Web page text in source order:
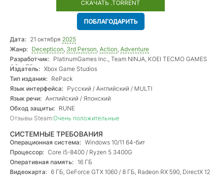
СКАЧАТЬ .TORRENT
ПОБЛАГОДАРИТЬ
Дата: 21 октября 2025
Жанр: Decepticon, 3rd Person, Action, Adventure
Разработчик: PlatinumGames Inc., Team NINJA, KOEI TECMO GAMES
CO., LTD.
Издатель: Xbox Game Studios
Тип издания: RePack
Язык интерфейса: Русский / Английский / MULTI
Язык речи: Английский / Японский
Обход защиты: RUNE
Отзывы Steam:Очень положительные
СИСТЕМНЫЕ ТРЕБОВАНИЯ
Операционная система: Windows 10/11 64-бит
Процессор: Core i5-8400 / Ryzen 5 3400G
Оперативная память: 16 ГБ
Видеокарта: 6 ГБ, GeForce GTX 1060 / 8 ГБ, Radeon RX 590, DirectX 12